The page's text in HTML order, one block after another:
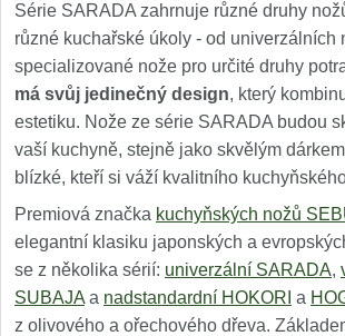
Série SARADA zahrnuje různé druhy
různé kuchařské úkoly - od univerzálních
specializované nože pro určité druhy
má svůj jedinečný design, který
estetiku. Nože ze série SARADA budou
vaší kuchyně, stejně jako skvělým
blízké, kteří si váží kvalitního
Premiová značka kuchyňských nožů
elegantní klasiku japonských a
se z několika sérií: univerzální SARADA,
SUBAJA a nadstandardní HOKORI a
z olivového a ořechového dřeva.